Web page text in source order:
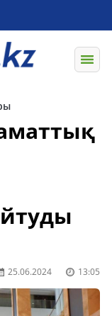
25.06.2024 13:05